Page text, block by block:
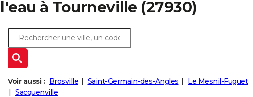
à Tourneville (27930)
Voir aussi : Brosville Saint-Germain-des-Angles
Le Mesnil-Fuguet
Sacquenville